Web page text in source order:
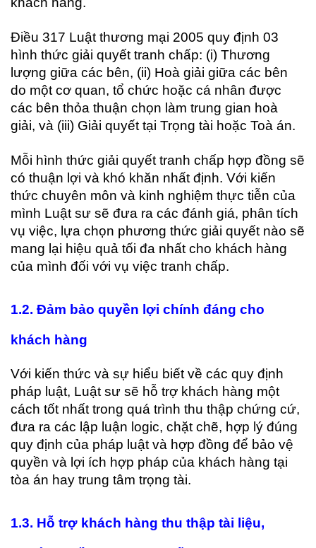
Điều 317 Luật thương mại 2005 quy định 03
hình thức giải quyết tranh chấp: (i) Thương
lượng giữa các bên, (ii) Hoà giải giữa các bên
do một cơ quan, tổ chức hoặc cá nhân được
các bên thỏa thuận chọn làm trung gian hoà
giải, và (iii) Giải quyết tại Trọng tài hoặc Toà án.
Mỗi hình thức giải quyết tranh chấp hợp đồng sẽ
có thuận lợi và khó khăn nhất định. Với kiến
thức chuyên môn và kinh nghiệm thực tiễn của
mình Luật sư sẽ đưa ra các đánh giá, phân tích
vụ việc, lựa chọn phương thức giải quyết nào sẽ
mang lại hiệu quả tối đa nhất cho khách hàng
của mình đối với vụ việc tranh chấp.
1.2. Đảm bảo quyền lợi chính đáng cho
khách hàng
Với kiến thức và sự hiểu biết về các quy định
pháp luật, Luật sư sẽ hỗ trợ khách hàng một
cách tốt nhất trong quá trình thu thập chứng cứ,
đưa ra các lập luận logic, chặt chẽ, hợp lý đúng
quy định của pháp luật và hợp đồng để bảo vệ
quyền và lợi ích hợp pháp của khách hàng tại
tòa án hay trung tâm trọng tài.
1.3. Hỗ trợ khách hàng thu thập tài liệu,